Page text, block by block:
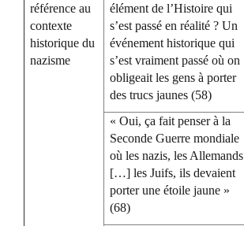
référence au
contexte
historique du
nazisme
élément de l’Histoire qui
s’est passé en réalité ? Un
événement historique qui
s’est vraiment passé où on
obligeait les gens à porter
des trucs jaunes (58)
« Oui, ça fait penser à la
Seconde Guerre mondiale
où les nazis, les Allemands
[…] les Juifs, ils devaient
porter une étoile jaune »
(68)